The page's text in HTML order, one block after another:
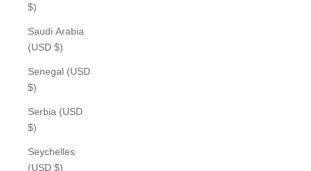
$)
Saudi Arabia
(USD $)
Senegal (USD
$)
Serbia (USD
$)
Seychelles
(USD $)